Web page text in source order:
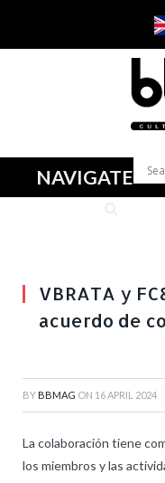
NAVIGATE
VBRATA y
acuerdo de
BY BBMAG ON 16 APRIL 2024
La colaboración tiene
los miembros y las